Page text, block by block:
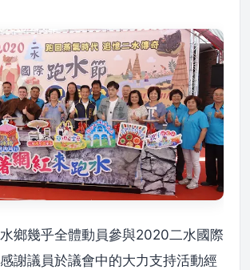
鄉幾乎全體動員參與2020二水國際
謝議員於議會中的大力支持活動經